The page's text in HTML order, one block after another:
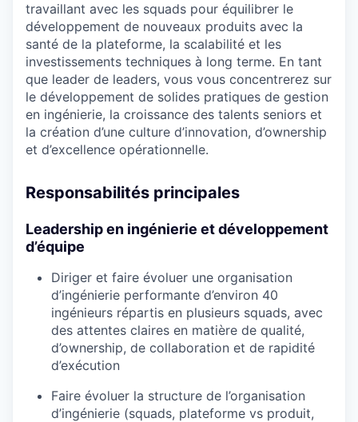
travaillant avec les squads pour équilibrer le
développement de nouveaux produits avec la
santé de la plateforme, la scalabilité et les
investissements techniques à long terme. En tant
que leader de leaders, vous vous concentrerez sur
le développement de solides pratiques de gestion
en ingénierie, la croissance des talents seniors et
la création d’une culture d’innovation, d’ownership
et d’excellence opérationnelle.
Responsabilités principales
Leadership en ingénierie et développement
d’équipe
Diriger et faire évoluer une organisation
d’ingénierie performante d’environ 40
ingénieurs répartis en plusieurs squads, avec
des attentes claires en matière de qualité,
d’ownership, de collaboration et de rapidité
d’exécution
Faire évoluer la structure de l’organisation
d’ingénierie (squads, plateforme vs produit,